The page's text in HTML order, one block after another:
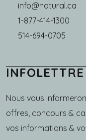
info@natural.ca
1-877-414-1300
514-694-0705
INFOLETTRE
Nous vous
offres, concours &
vos informations &